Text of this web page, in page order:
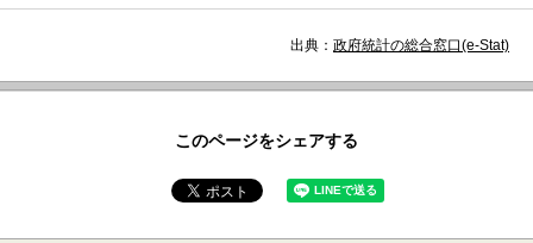
出典： 政府統計の総合窓口(e-Stat)
このページをシェアする